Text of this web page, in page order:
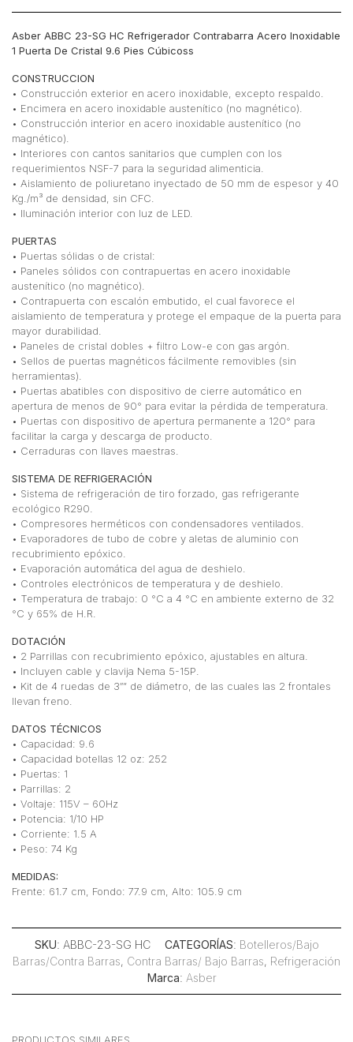
Asber ABBC 23-SG HC Refrigerador Contrabarra Acero Inoxidable
1 Puerta De Cristal 9.6 Pies Cúbicoss
CONSTRUCCION
• Construcción exterior en acero inoxidable, excepto respaldo.
• Encimera en acero inoxidable austenítico (no magnético).
• Construcción interior en acero inoxidable austenítico (no
magnético).
• Interiores con cantos sanitarios que cumplen con los
requerimientos NSF-7 para la seguridad alimenticia.
• Aislamiento de poliuretano inyectado de 50 mm de espesor y 40
Kg./m³ de densidad, sin CFC.
• Iluminación interior con luz de LED.
PUERTAS
• Puertas sólidas o de cristal:
• Paneles sólidos con contrapuertas en acero inoxidable
austenítico (no magnético).
• Contrapuerta con escalón embutido, el cual favorece el
aislamiento de temperatura y protege el empaque de la puerta para
mayor durabilidad.
• Paneles de cristal dobles + filtro Low-e con gas argón.
• Sellos de puertas magnéticos fácilmente removibles (sin
herramientas).
• Puertas abatibles con dispositivo de cierre automático en
apertura de menos de 90° para evitar la pérdida de temperatura.
• Puertas con dispositivo de apertura permanente a 120° para
facilitar la carga y descarga de producto.
• Cerraduras con llaves maestras.
SISTEMA DE REFRIGERACIÓN
• Sistema de refrigeración de tiro forzado, gas refrigerante
ecológico R290.
• Compresores herméticos con condensadores ventilados.
• Evaporadores de tubo de cobre y aletas de aluminio con
recubrimiento epóxico.
• Evaporación automática del agua de deshielo.
• Controles electrónicos de temperatura y de deshielo.
• Temperatura de trabajo: 0 °C a 4 °C en ambiente externo de 32
°C y 65% de H.R.
DOTACIÓN
• 2 Parrillas con recubrimiento epóxico, ajustables en altura.
• Incluyen cable y clavija Nema 5-15P.
• Kit de 4 ruedas de 3″” de diámetro, de las cuales las 2 frontales
llevan freno.
DATOS TÉCNICOS
• Capacidad: 9.6
• Capacidad botellas 12 oz: 252
• Puertas: 1
• Parrillas: 2
• Voltaje: 115V – 60Hz
• Potencia: 1/10 HP
• Corriente: 1.5 A
• Peso: 74 Kg
MEDIDAS:
Frente: 61.7 cm, Fondo: 77.9 cm, Alto: 105.9 cm
SKU: ABBC-23-SG HC CATEGORÍAS: Botelleros/Bajo
Barras/Contra Barras, Contra Barras/ Bajo Barras, Refrigeración
Marca: Asber